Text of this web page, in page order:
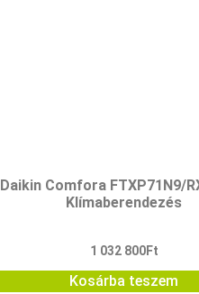
Daikin Comfora FTXP71N9/
Klímaberendezés
1 032 800Ft
Kosárba teszem